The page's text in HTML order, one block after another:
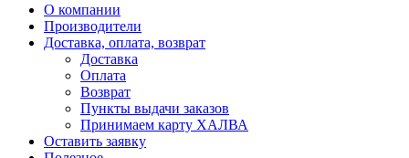
О компании
Производители
Доставка, оплата, возврат
Доставка
Оплата
Возврат
Пункты выдачи заказов
Принимаем карту ХАЛВА
Оставить заявку